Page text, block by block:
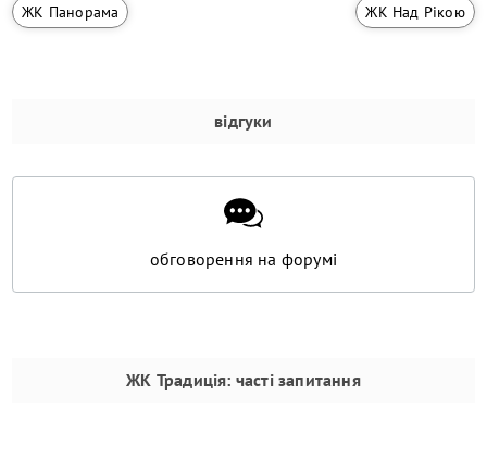
ЖК Панорама ЖК Над Рікою
відгуки
обговорення на форумі
ЖК Традиція: часті запитання